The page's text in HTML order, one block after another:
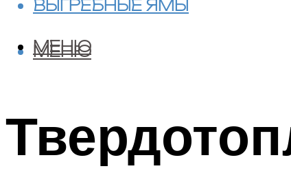
ВЫГРЕБНЫЕ ЯМЫ
МЕНЮ
МЕНЮ